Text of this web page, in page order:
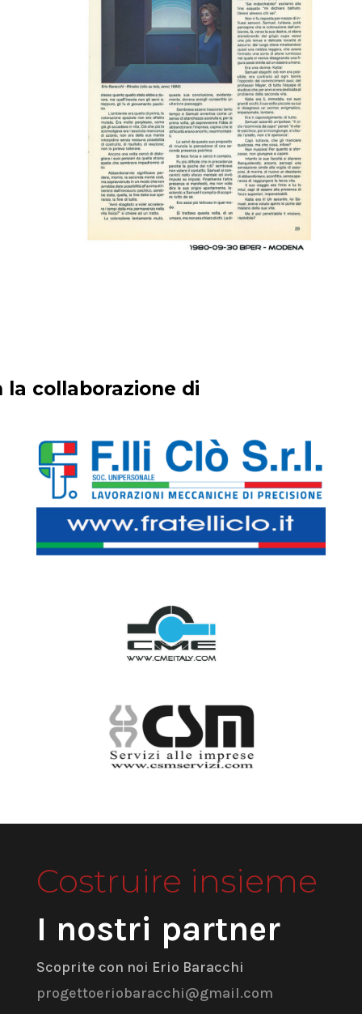
la collaborazione di
Costruire insieme
I nostri partner
Scoprite con noi Erio Baracchi
progettoeriobaracchi@gmail.com